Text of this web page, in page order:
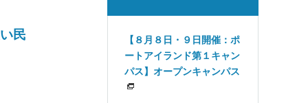
民
【８月８日・９日開催：ポ
ートアイランド第１キャン
パス】オープンキャンパス